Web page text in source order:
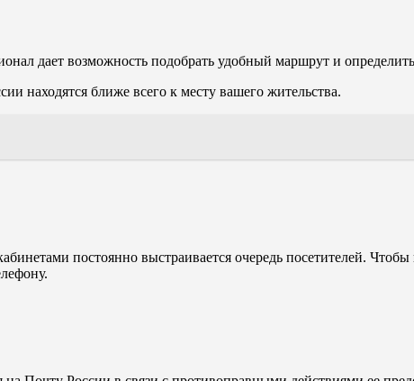
дает возможность подобрать удобный маршрут и
находятся ближе всего к месту вашего жительства.
постоянно выстраивается очередь посетителей.